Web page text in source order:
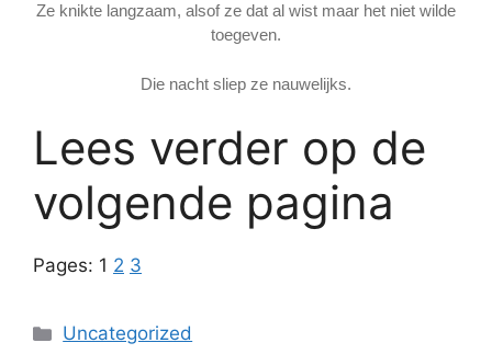
Ze knikte langzaam, alsof ze dat al wist maar het niet wilde
toegeven.
Die nacht sliep ze nauwelijks.
Lees verder op de
volgende pagina
Pages: 1 2 3
Categories
Uncategorized